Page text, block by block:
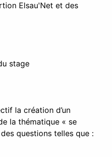
Elsau'Net et des
stage
la création d’un
la thématique « se
questions telles que :